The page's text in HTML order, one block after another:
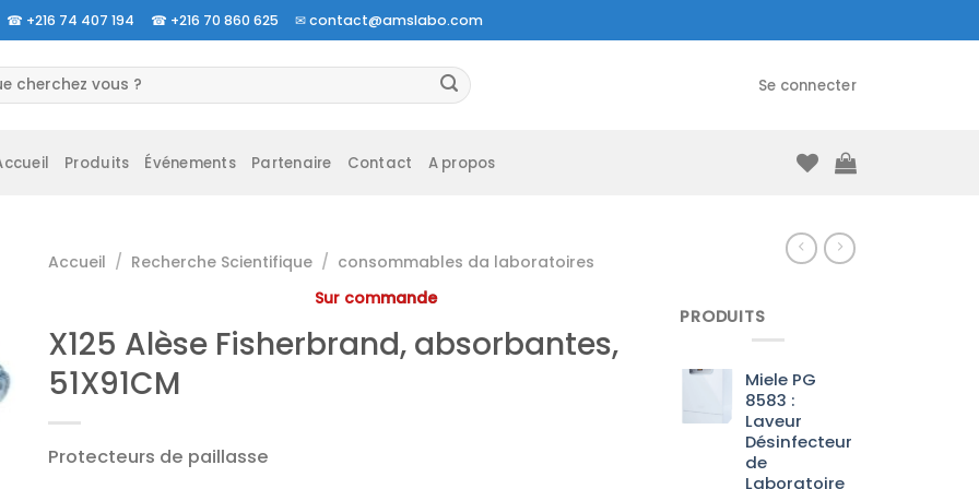
☎ +216 74 407 194 ☎ +216 70 860 625 ✉contact@amslabo.com
Se connecter
Produits Événements Partenaire Contact A propos
Accueil / Recherche Scientifique / consommables da laboratoires
Sur commande
X125 Alèse Fisherbrand, absorbantes,
51X91CM
Protecteurs de paillasse
PRODUITS
Miele PG
8583 :
Laveur
Désinfecteur
de
Laboratoire